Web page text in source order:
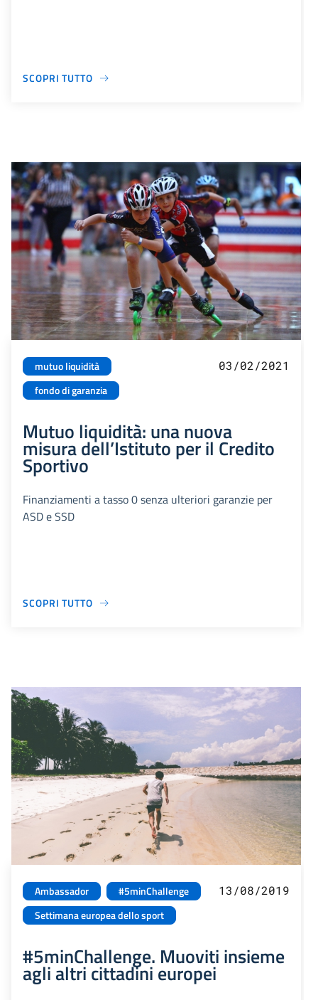
SCOPRI TUTTO
mutuo liquidità
fondo di garanzia
03/02/2021
Mutuo liquidità: una nuova
misura dell’Istituto per il Credito
Sportivo
Finanziamenti a tasso 0 senza ulteriori garanzie per
ASD e SSD
SCOPRI TUTTO
Ambassador
#5minChallenge
Settimana europea dello sport
13/08/2019
#5minChallenge. Muoviti insieme
agli altri cittadini europei